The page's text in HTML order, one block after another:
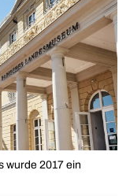
wurde 2017 ein